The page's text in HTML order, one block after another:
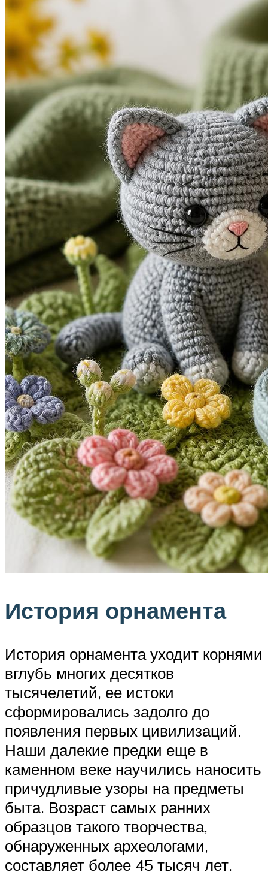
История орнамента
История орнамента уходит корнями
вглубь многих десятков
тысячелетий, ее истоки
сформировались задолго до
появления первых цивилизаций.
Наши далекие предки еще в
каменном веке научились наносить
причудливые узоры на предметы
быта. Возраст самых ранних
образцов такого творчества,
обнаруженных археологами,
составляет более 45 тысяч лет.